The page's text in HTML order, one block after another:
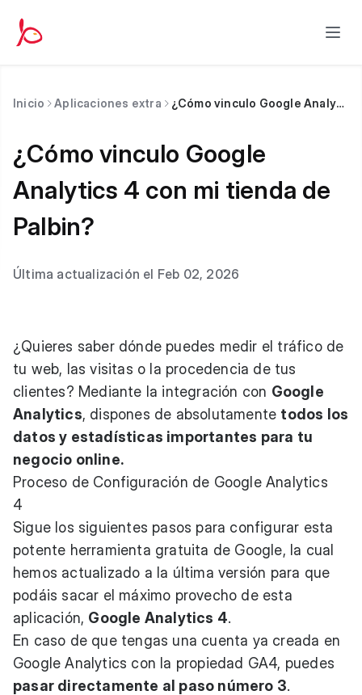
Inicio Aplicaciones extra ¿Cómo vinculo Google Analytics 4 con mi tienda de Palbin?
¿Cómo vinculo Google
Analytics 4 con mi tienda de
Palbin?
Última actualización el Feb 02, 2026
¿Quieres saber dónde puedes medir el tráfico de
tu web, las visitas o la procedencia de tus
clientes? Mediante la integración con Google
Analytics, dispones de absolutamente todos los
datos y estadísticas importantes para tu
negocio online.
Proceso de Configuración de Google Analytics
4
Sigue los siguientes pasos para configurar esta
potente herramienta gratuita de Google, la cual
hemos actualizado a la última versión para que
podáis sacar el máximo provecho de esta
aplicación, Google Analytics 4.
En caso de que tengas una cuenta ya creada en
Google Analytics con la propiedad GA4, puedes
pasar directamente al paso número 3.